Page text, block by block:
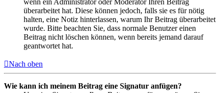
wenn ein Administrator oder Moderator Ihren Beitrag
überarbeitet hat. Diese können jedoch, falls sie es für nötig
halten, eine Notiz hinterlassen, warum Ihr Beitrag überarbeitet
wurde. Bitte beachten Sie, dass normale Benutzer einen
Beitrag nicht löschen können, wenn bereits jemand darauf
geantwortet hat.
Nach oben
Wie kann ich meinem Beitrag eine Signatur anfügen?